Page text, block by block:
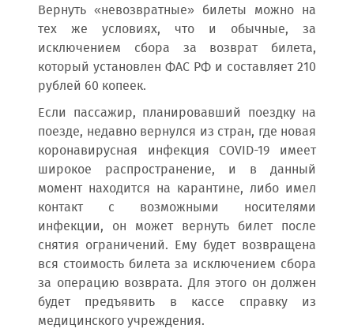
Вернуть «невозвратные» билеты можно на
тех же условиях, что и обычные, за
исключением сбора за возврат билета,
который установлен ФАС РФ и составляет 210
рублей 60 копеек.
Если пассажир, планировавший поездку на
поезде, недавно вернулся из стран, где новая
коронавирусная инфекция COVID-19 имеет
широкое распространение, и в данный
момент находится на карантине, либо имел
контакт с возможными носителями
инфекции, он может вернуть билет после
снятия ограничений. Ему будет возвращена
вся стоимость билета за исключением сбора
за операцию возврата. Для этого он должен
будет предъявить в кассе справку из
медицинского учреждения.